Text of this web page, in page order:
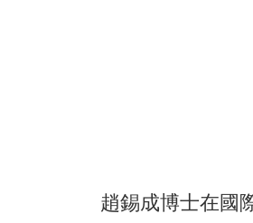
趙錫成博士在國